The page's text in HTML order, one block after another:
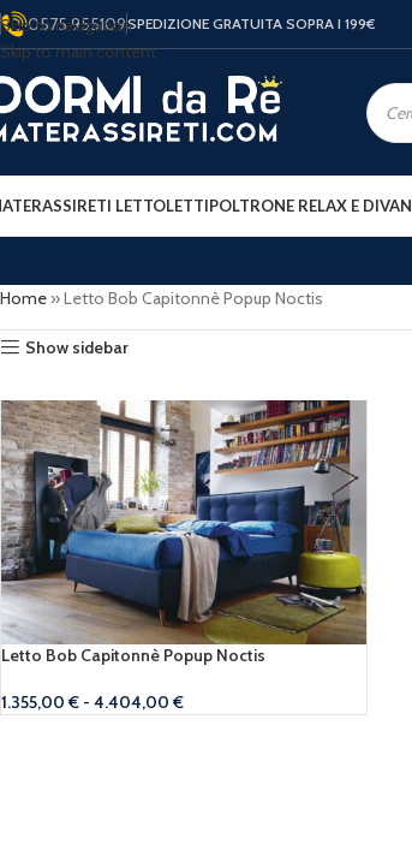
Skip to navigation
Skip to main content
0575 955109SPEDIZIONE GRATUITA SOPRA I 199€
RETI LETTOLETTIPOLTRONE RELAX E
Home »Letto Bob Capitonnè Popup Noctis
Show sidebar
Letto Bob Capitonnè Popup Noctis
1.355,00€ - 4.404,00€